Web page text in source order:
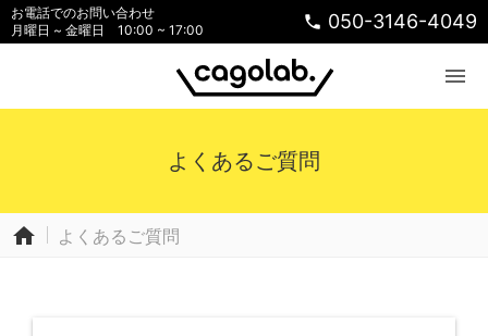
お電話でのお問い合わせ
月曜日 ~ 金曜日 10:00 ~ 17:00
phone 050-3146-4049
menu
よくあるご質問
home よくあるご質問